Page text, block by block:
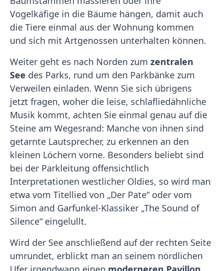
Vogelkäfige in die Bäume hängen, damit auch
die Tiere einmal aus der Wohnung kommen
und sich mit Artgenossen unterhalten können.
Weiter geht es nach Norden zum zentralen
See des Parks, rund um den Parkbänke zum
Verweilen einladen. Wenn Sie sich übrigens
jetzt fragen, woher die leise, schlafliedähnliche
Musik kommt, achten Sie einmal genau auf die
Steine am Wegesrand: Manche von ihnen sind
getarnte Lautsprecher, zu erkennen an den
kleinen Löchern vorne. Besonders beliebt sind
bei der Parkleitung offensichtlich
Interpretationen westlicher Oldies, so wird man
etwa vom Titellied von „Der Pate“ oder vom
Simon and Garfunkel-Klassiker „The Sound of
Silence“ eingelullt.
Wird der See anschließend auf der rechten Seite
umrundet, erblickt man an seinem nördlichen